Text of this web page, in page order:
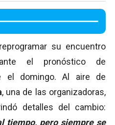
su encuentro
el pronóstico de
el domingo. Al aire de
, una de las organizadoras,
detalles del cambio:
tiempo, pero siempre se